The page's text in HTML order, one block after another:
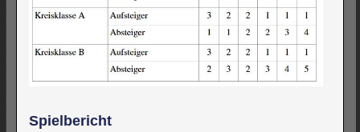
Spielbericht